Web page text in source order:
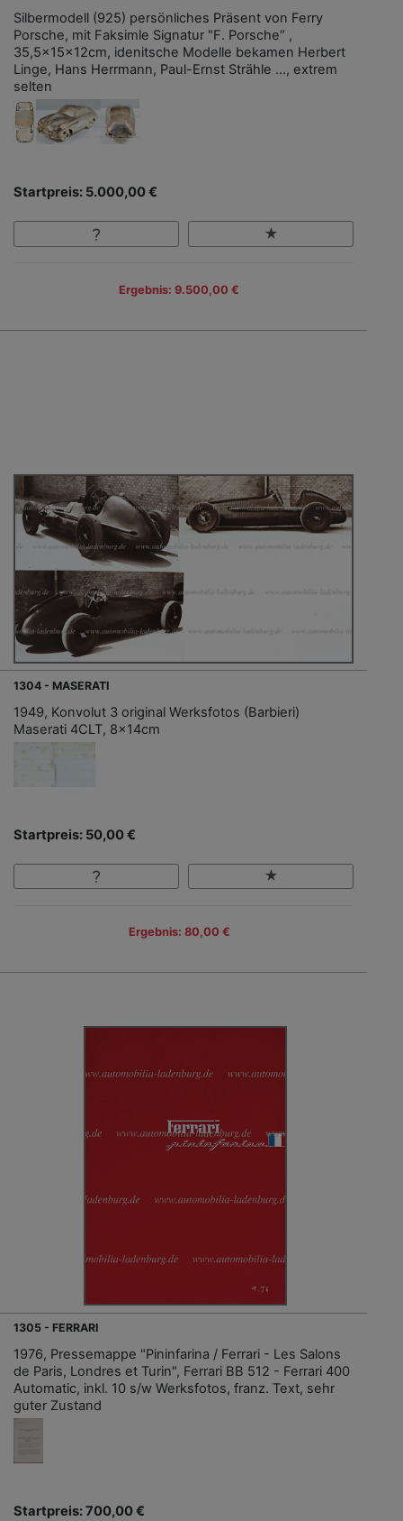
Silbermodell (925) persönliches Präsent von Ferry
Porsche, mit Faksimle Signatur "F. Porsche“ ,
35,5x15x12cm, idenitsche Modelle bekamen Herbert
Linge, Hans Herrmann, Paul-Ernst Strähle …, extrem
selten
Startpreis: 5.000,00 €
Ergebnis: 9.500,00 €
1304 - MASERATI
1949, Konvolut 3 original Werksfotos (Barbieri)
Maserati 4CLT, 8x14cm
Startpreis: 50,00 €
Ergebnis: 80,00 €
1305 - FERRARI
1976, Pressemappe "Pininfarina / Ferrari - Les Salons
de Paris, Londres et Turin", Ferrari BB 512 - Ferrari 400
Automatic, inkl. 10 s/w Werksfotos, franz. Text, sehr
guter Zustand
Startpreis: 700,00 €